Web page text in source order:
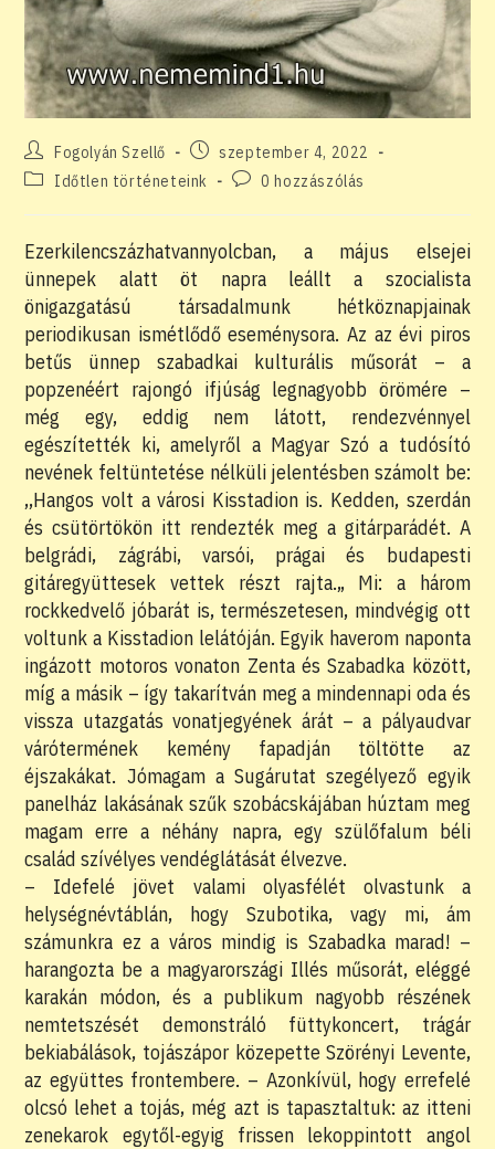
Post
author:
Fogolyán Szellő
Post
published:
szeptember 4, 2022
PostIdőtlen történeteink
Post0 hozzászólás
Ezerkilencszázhatvannyolcban, a május elsejei
ünnepek alatt öt napra leállt a szocialista
önigazgatású társadalmunk hétköznapjainak
periodikusan ismétlődő eseménysora. Az az évi piros
betűs ünnep szabadkai kulturális műsorát – a
popzenéért rajongó ifjúság legnagyobb örömére –
még egy, eddig nem látott, rendezvénnyel
egészítették ki, amelyről a Magyar Szó a tudósító
nevének feltüntetése nélküli jelentésben számolt be:
,,Hangos volt a városi Kisstadion is. Kedden, szerdán
és csütörtökön itt rendezték meg a gitárparádét. A
belgrádi, zágrábi, varsói, prágai és budapesti
gitáregyüttesek vettek részt rajta.„ Mi: a három
rockkedvelő jóbarát is, természetesen, mindvégig ott
voltunk a Kisstadion lelátóján. Egyik haverom naponta
ingázott motoros vonaton Zenta és Szabadka között,
míg a másik – így takarítván meg a mindennapi oda és
vissza utazgatás vonatjegyének árát – a pályaudvar
várótermének kemény fapadján töltötte az
éjszakákat. Jómagam a Sugárutat szegélyező egyik
panelház lakásának szűk szobácskájában húztam meg
magam erre a néhány napra, egy szülőfalum béli
család szívélyes vendéglátását élvezve.
– Idefelé jövet valami olyasfélét olvastunk a
helységnévtáblán, hogy Szubotika, vagy mi, ám
számunkra ez a város mindig is Szabadka marad! –
harangozta be a magyarországi Illés műsorát, eléggé
karakán módon, és a publikum nagyobb részének
nemtetszését demonstráló füttykoncert, trágár
bekiabálások, tojászápor közepette Szörényi Levente,
az együttes frontembere. – Azonkívül, hogy errefelé
olcsó lehet a tojás, még azt is tapasztaltuk: az itteni
zenekarok egytől-egyig frissen lekoppintott angol